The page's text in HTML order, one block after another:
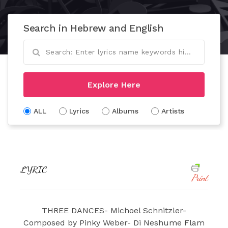
Search in Hebrew and English
Explore Here
ALL Lyrics Albums Artists
LYRIC
Print
THREE DANCES- Michoel Schnitzler-
Composed by Pinky Weber- Di Neshume Flam